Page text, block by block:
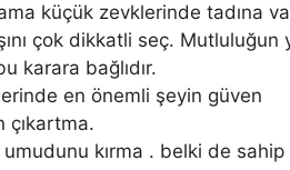
küçük zevklerinde tadına
çok dikkatli seç. Mutluluğun
karara bağlıdır.
en önemli şeyin güven
çıkartma.
kırma . belki de sahip